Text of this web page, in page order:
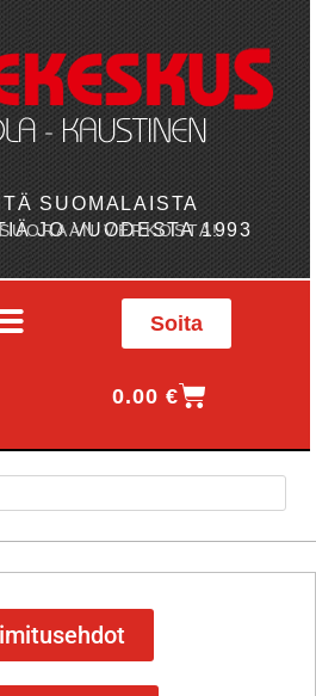
SUOMALAISTA
JO VUODESTA 1993
VERKOSTA!
Soita
0.00€